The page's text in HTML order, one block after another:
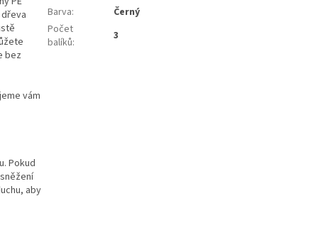
bez
vám
Pokud
aby
Barva:
Černý
Počet
balíků: 3